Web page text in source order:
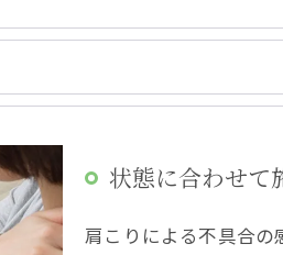
状態に合わせて
肩こりによる不具合の